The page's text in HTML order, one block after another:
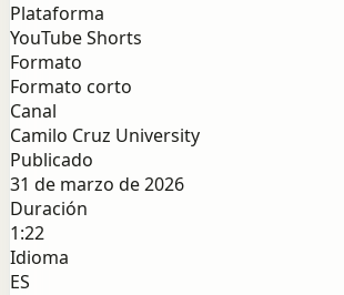
Plataforma
YouTube Shorts
Formato
Formato corto
Canal
Camilo Cruz University
Publicado
31 de marzo de 2026
Duración
1:22
Idioma
ES